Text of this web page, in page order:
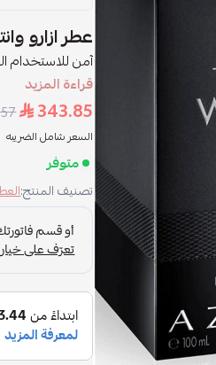
عطر ازارو
آمن للاستخدام
قراءة المزيد
343.85
السعر شامل الضريبه
متوفر
تصنيف المنتج: